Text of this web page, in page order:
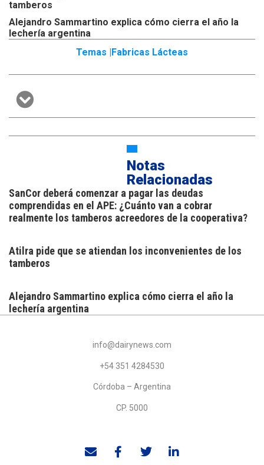
tamberos
Alejandro Sammartino explica cómo cierra el año la
lechería argentina
Temas |
Fabricas Lácteas
Notas
Relacionadas
SanCor deberá comenzar a pagar las deudas
comprendidas en el APE: ¿Cuánto van a cobrar
realmente los tamberos acreedores de la cooperativa?
Atilra pide que se atiendan los inconvenientes de los
tamberos
Alejandro Sammartino explica cómo cierra el año la
lechería argentina
info@dairynews.com
+54 351 4284530
Córdoba – Argentina
CP. 5000